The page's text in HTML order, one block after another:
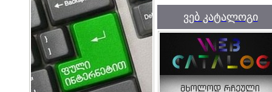
ვებ კატალოგი